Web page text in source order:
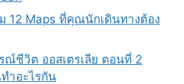
12 Maps ที่คุณนักเดินทางต้อง
ณ์ชีวิต ออสเตรเลีย ตอนที่ 2
ำอะไรกัน